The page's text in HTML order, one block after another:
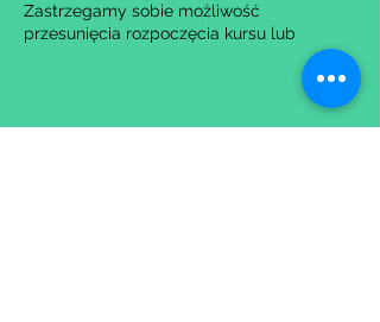
Zastrzegamy sobie możliwość
przesunięcia rozpoczęcia kursu lub
anulowania go w przypadku nie uzbierania
się minimalnej liczby osób na grupę.